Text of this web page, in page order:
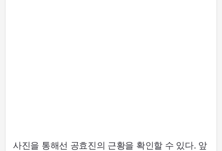
사진을 통해선 공효진의 근황을 확인할 수 있다. 앞